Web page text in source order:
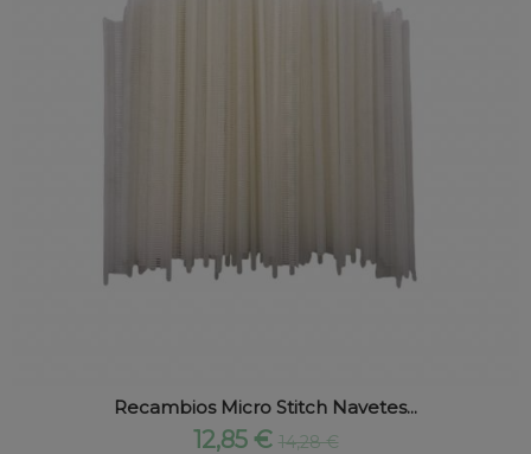
Recambios Micro Stitch Navetes...
12,85 € 14,28 €